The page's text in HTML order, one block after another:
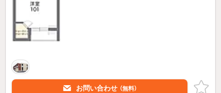
お問い合わせ （無料）